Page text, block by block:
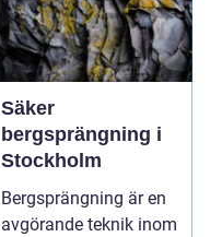
Säker
bergsprängning i
Stockholm
Bergsprängning är en
avgörande teknik inom